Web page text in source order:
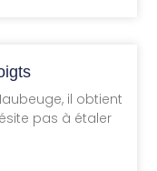
il obtient
pas à étaler